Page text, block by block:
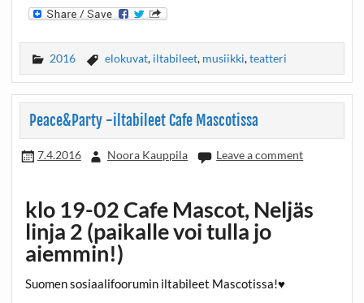
2016 elokuvat, iltabileet, musiikki,teatteri
Peace&Party -iltabileet Cafe Mascotissa
7.4.2016 Noora Kauppila Leave a comment
klo 19-02 Cafe Mascot, Neljäs
linja 2 (paikalle voi tulla jo
aiemmin!)
Suomen sosiaalifoorumin iltabileet Mascotissa!♥